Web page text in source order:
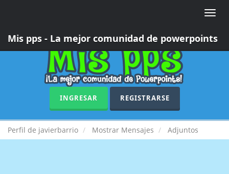
Toggle
Mis pps - La mejor comunidad de powerpoints
INGRESAR REGISTRARSE
Perfil de javierbarrio Mostrar Mensajes Adjuntos